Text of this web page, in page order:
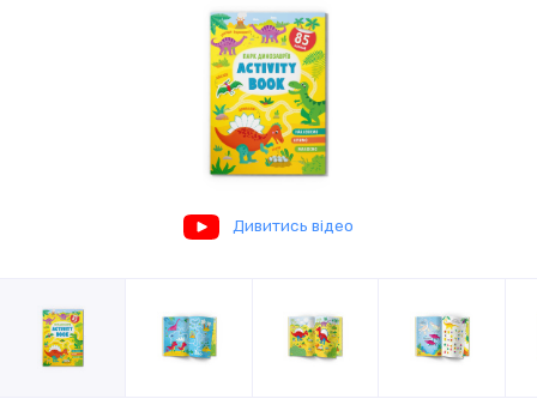
Дивитись відео